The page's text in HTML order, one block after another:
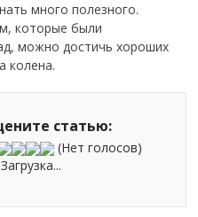
много полезного.
которые были
можно достичь хороших
колена.
статью:
(Нет голосов)
Загрузка...